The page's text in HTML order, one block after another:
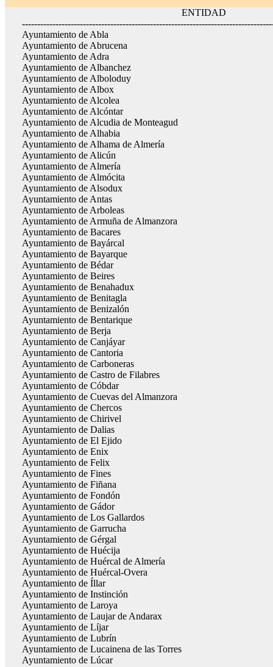
ENTIDAD
Ayuntamiento de Abla
Ayuntamiento de Abrucena
Ayuntamiento de Adra
Ayuntamiento de Albanchez
Ayuntamiento de Alboloduy
Ayuntamiento de Albox
Ayuntamiento de Alcolea
Ayuntamiento de Alcóntar
Ayuntamiento de Alcudia de Monteagud
Ayuntamiento de Alhabia
Ayuntamiento de Alhama de Almería
Ayuntamiento de Alicún
Ayuntamiento de Almería
Ayuntamiento de Almócita
Ayuntamiento de Alsodux
Ayuntamiento de Antas
Ayuntamiento de Arboleas
Ayuntamiento de Armuña de Almanzora
Ayuntamiento de Bacares
Ayuntamiento de Bayárcal
Ayuntamiento de Bayarque
Ayuntamiento de Bédar
Ayuntamiento de Beires
Ayuntamiento de Benahadux
Ayuntamiento de Benitagla
Ayuntamiento de Benizalón
Ayuntamiento de Bentarique
Ayuntamiento de Berja
Ayuntamiento de Canjáyar
Ayuntamiento de Cantoria
Ayuntamiento de Carboneras
Ayuntamiento de Castro de Filabres
Ayuntamiento de Cóbdar
Ayuntamiento de Cuevas del Almanzora
Ayuntamiento de Chercos
Ayuntamiento de Chirivel
Ayuntamiento de Dalias
Ayuntamiento de El Ejido
Ayuntamiento de Enix
Ayuntamiento de Felix
Ayuntamiento de Fines
Ayuntamiento de Fiñana
Ayuntamiento de Fondón
Ayuntamiento de Gádor
Ayuntamiento de Los Gallardos
Ayuntamiento de Garrucha
Ayuntamiento de Gérgal
Ayuntamiento de Huécija
Ayuntamiento de Huércal de Almería
Ayuntamiento de Huércal-Overa
Ayuntamiento de Íllar
Ayuntamiento de Instinción
Ayuntamiento de Laroya
Ayuntamiento de Laujar de Andarax
Ayuntamiento de Líjar
Ayuntamiento de Lubrín
Ayuntamiento de Lucainena de las Torres
Ayuntamiento de Lúcar